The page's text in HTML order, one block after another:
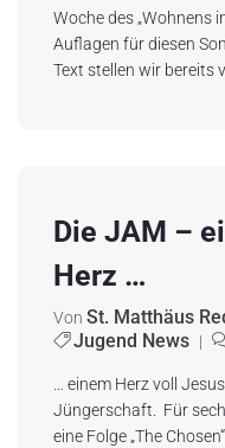
Woche des „Wohnens
Auflagen für diesen
Text stellen wir bereits
Die JAM –
Herz …
Von St. Matthäus
Jugend News |
… einem Herz voll
Jüngerschaft. Für
eine Folge „The